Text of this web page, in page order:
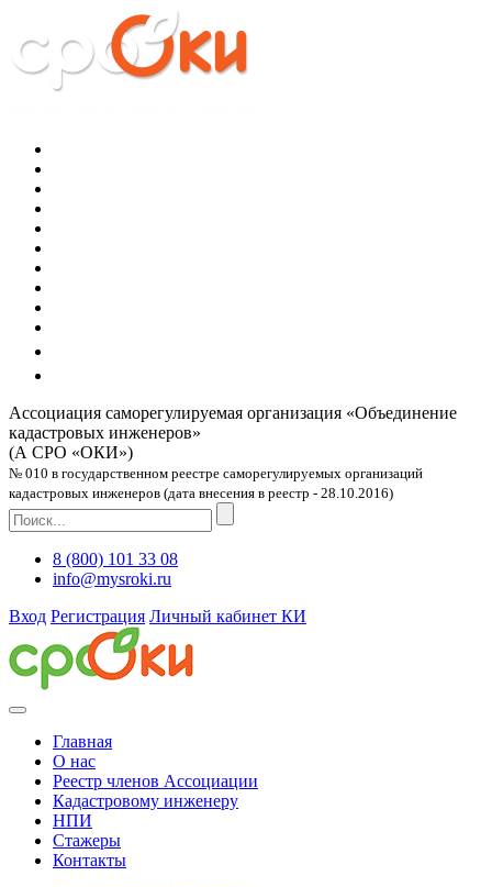
Ассоциация саморегулируемая организация «Объединение
кадастровых инженеров»
(А СРО «ОКИ»)
№ 010 в государственном реестре саморегулируемых организаций
кадастровых инженеров (дата внесения в реестр - 28.10.2016)
8 (800) 101 33 08
info@mysroki.ru
Вход Регистрация Личный кабинет КИ
Главная
О нас
Реестр членов Ассоциации
Кадастровому инженеру
НПИ
Стажеры
Контакты